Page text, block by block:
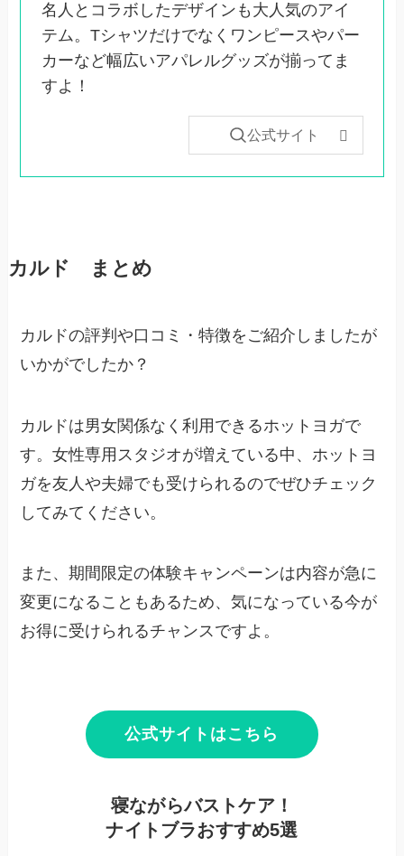
名人とコラボしたデザインも大人気のアイ
テム。Tシャツだけでなくワンピースやパー
カーなど幅広いアパレルグッズが揃ってま
すよ！
公式サイト
カルド まとめ
カルドの評判や口コミ・特徴をご紹介しましたが
いかがでしたか？
カルドは男女関係なく利用できるホットヨガで
す。女性専用スタジオが増えている中、ホットヨ
ガを友人や夫婦でも受けられるのでぜひチェック
してみてください。
また、期間限定の体験キャンペーンは内容が急に
変更になることもあるため、気になっている今が
お得に受けられるチャンスですよ。
公式サイトはこちら
寝ながらバストケア！
ナイトブラおすすめ5選